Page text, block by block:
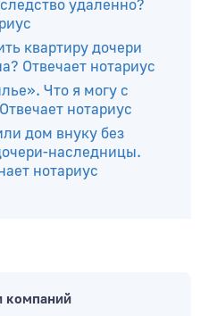
удаленно?
квартиру дочери
Отвечает нотариус
Что я могу с
нотариус
дом внуку без
наследницы.
нотариус
компаний